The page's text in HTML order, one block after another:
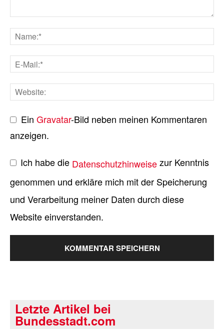
EinGravatar-Bild neben meinen Kommentaren
anzeigen.
Ich habe die Datenschutzhinweisezur Kenntnis
genommen und erkläre mich mit der Speicherung
und Verarbeitung meiner Daten durch diese
Website einverstanden.
Letzte Artikel bei
Bundesstadt.com